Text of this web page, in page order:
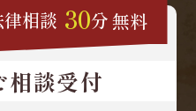
律相談 30分無料
相談受付